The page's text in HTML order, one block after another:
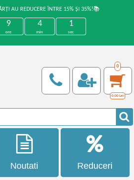
AU REDUCERE ÎNTRE 15% ȘI 35%!📚
9
ore
4
min
1
sec
0
0,00 Lei
Noutati Reduceri